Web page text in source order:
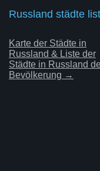
Russland städte
Karte der Städte in
Russland & Liste der
Städte in Russland
Bevölkerung →